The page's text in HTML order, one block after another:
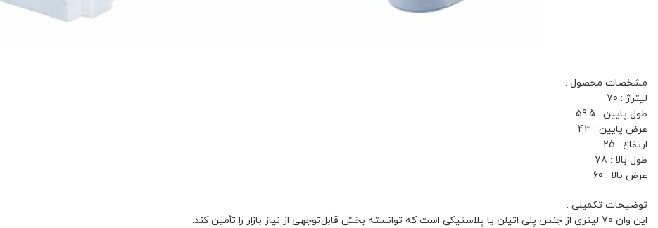
مشخصات محصول :
لیتراژ : 70
طول پایین : 59.5
عرض پایین : 43
ارتفاع : 25
طول بالا : 78
عرض بالا : 60
توضیحات تکمیلی :
این وان 70 لیتری از جنس پلی اتیلن یا پلاستیکی است که توانسته بخش قابل‌توجهی از نیاز بازار را تأمین کند.